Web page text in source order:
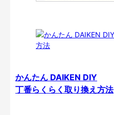
かんたん DAIKEN DIY
丁番らくらく取り換え方法